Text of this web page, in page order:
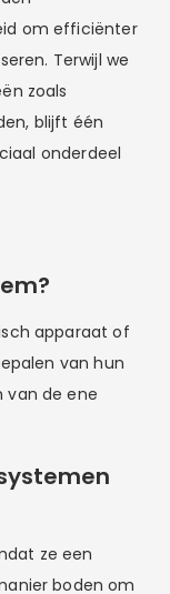
om efficiënter
Terwijl we
zoals
blijft één
onderdeel
apparaat of
van hun
van de ene
ze een
boden om